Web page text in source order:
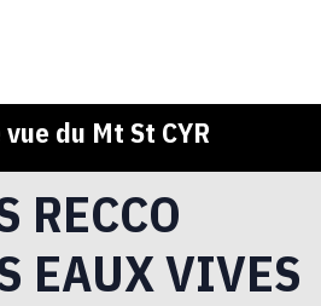
du Mt St CYR
RECCO
EAUX VIVES